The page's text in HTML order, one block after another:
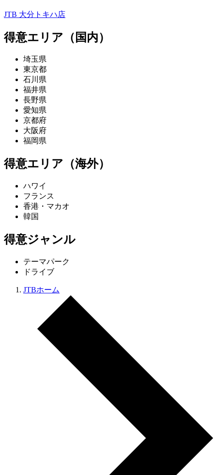
JTB 大分トキハ店
得意エリア（国内）
埼玉県
東京都
石川県
福井県
長野県
愛知県
京都府
大阪府
福岡県
得意エリア（海外）
ハワイ
フランス
香港・マカオ
韓国
得意ジャンル
テーマパーク
ドライブ
JTBホーム